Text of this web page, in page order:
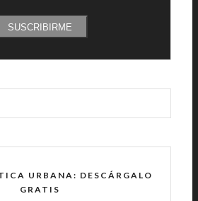
SUSCRIBIRME
URBANA: DESCÁRGALO
GRATIS